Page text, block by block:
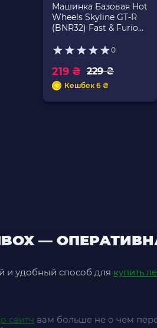
Машинка Базовая Hot
Wheels Skyline GT-R
(BNR32) Fast & Furious
HYY72 Black
0
229 ₴
219 ₴
Кешбек 6 ₴
—
и удобный способ для купить
свитч вам больше не о чем